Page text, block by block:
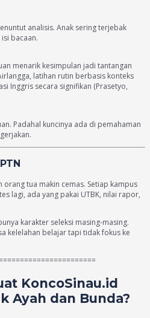
analisis. Anak sering terjebak
bacaan.
menarik kesimpulan jadi tantangan
latihan rutin berbasis konteks
Inggris secara signifikan (Prasetyo,
Padahal kuncinya ada di pemahaman
orang tua makin cemas. Setiap kampus
lagi, ada yang pakai UTBK, nilai rapor,
karakter seleksi masing-masing.
kelelahan belajar tapi tidak fokus ke
KoncoSinau.id
Ayah dan Bunda?